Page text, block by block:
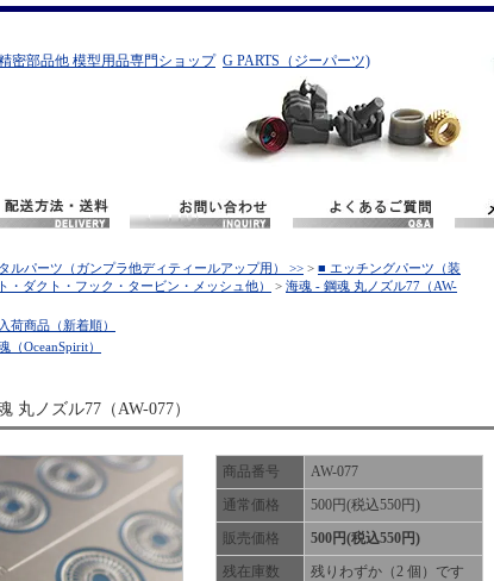
密部品他 模型用品専門ショップ G PARTS（ジーパーツ)
ルパーツ（ガンプラ他ディティールアップ用） >> > ■ エッチングパーツ（装
・ダクト・フック・タービン・メッシュ他）
> 海魂 - 鋼魂 丸ノズル77（AW-
荷商品（新着順）
（OceanSpirit）
丸ノズル77（AW-077）
商品番号
AW-077
通常価格
500円(税込550円)
販売価格
500円(税込550円)
残在庫数
残りわずか（2 個）です